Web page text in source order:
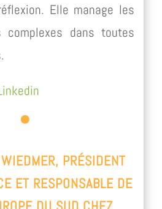
Elle manage les
dans toutes
PRÉSIDENT
ET RESPONSABLE DE